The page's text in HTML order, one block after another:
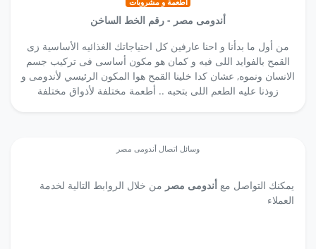
أندومى مصر - رقم الخط الساخن
من أول ما بدأنا و احنا عارفين كل احتياجاتك الغذائيه الأساسية زى
القمح بالفوايد اللى فيه و كمان هو مكون أساسى فى تركيب جسم
الانسان ونموه, عشان كدا خلينا القمح هوا المكون الرئيسي لأندومى و
زوذنا عليه الطعم اللى بتحبه .. أطعمة مختلفة لأذواق مختلفة
وسائل اتصال أندومى مصر
يمكنك التواصل مع أندومى مصر من خلال الروابط التالية لخدمة
العملاء